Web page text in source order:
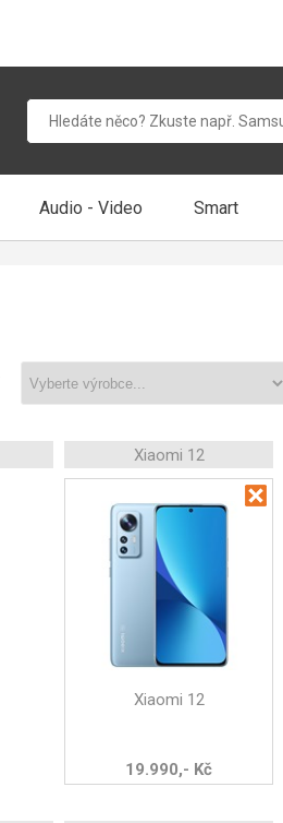
Audio - Video Smart
Xiaomi 12
Xiaomi 12
19.990,- Kč